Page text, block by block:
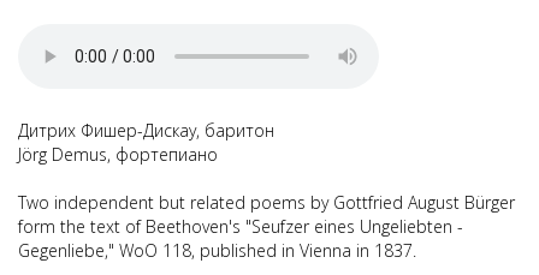
Дитрих Фишер-Дискау, баритон
Jörg Demus, фортепиано
Two independent but related poems by Gottfried August Bürger
form the text of Beethoven's "Seufzer eines Ungeliebten -
Gegenliebe," WoO 118, published in Vienna in 1837.